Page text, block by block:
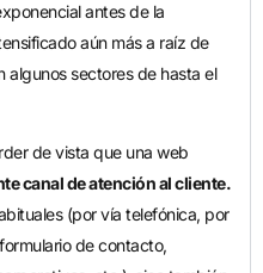
antes de la
aún más a raíz de
algunos sectores de hasta el
de vista que una web
canal de atención al cliente.
(por vía telefónica, por
de contacto,